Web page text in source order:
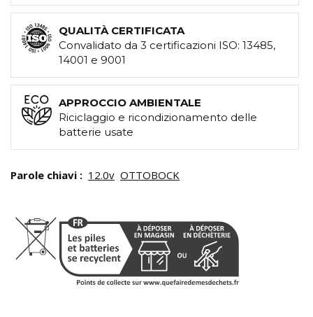
QUALITÀ CERTIFICATA
Convalidato da 3 certificazioni ISO: 13485,
14001 e 9001
APPROCCIO AMBIENTALE
Riciclaggio e ricondizionamento delle
batterie usate
Parole chiavi : 12.0v OTTOBOCK